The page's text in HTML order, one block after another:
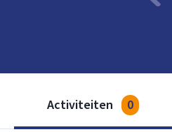
Activiteiten 0